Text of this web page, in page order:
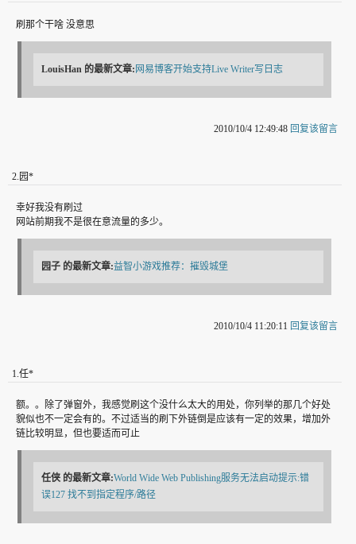
刷那个干啥 没意思
LouisHan 的最新文章: 网易博客开始支持Live Writer写日志
2010/10/4 12:49:48 回复该留言
2. 园*
幸好我没有刷过
网站前期我不是很在意流量的多少。
园子 的最新文章:益智小游戏推荐：摧毁城堡
2010/10/4 11:20:11 回复该留言
1.任*
额。。除了弹窗外，我感觉刷这个没什么太大的用处，你列举的那几个好处
貌似也不一定会有的。不过适当的刷下外链倒是应该有一定的效果，增加外
链比较明显，但也要适而可止
任侠 的最新文章:World Wide Web Publishing服务无法启动提示:错
误127 找不到指定程序/路径